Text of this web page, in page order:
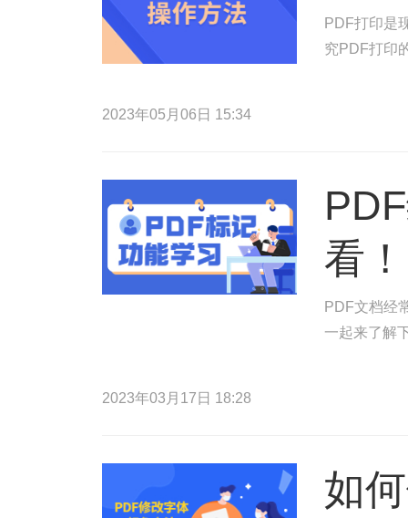
PDF打印是
究PDF打印
2023年05月06日 15:34
看！
PDF文档经
一起来了解
2023年03月17日 18:28
如